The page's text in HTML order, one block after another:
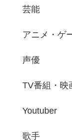
芸能
アニメ・ゲ
声優
TV番組・映
Youtuber
歌手